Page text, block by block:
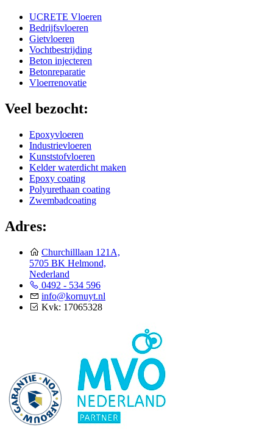
UCRETE Vloeren
Bedrijfsvloeren
Gietvloeren
Vochtbestrijding
Beton injecteren
Betonreparatie
Vloerrenovatie
Veel bezocht:
Epoxyvloeren
Industrievloeren
Kunststofvloeren
Kelder waterdicht maken
Epoxy coating
Polyurethaan coating
Zwembadcoating
Adres:
Churchilllaan 121A,
5705 BK Helmond,
Nederland
0492 - 534 596
info@kornuyt.nl
Kvk: 17065328